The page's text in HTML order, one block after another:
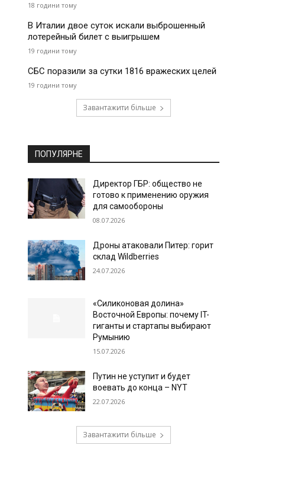
18 години тому
В Италии двое суток искали выброшенный
лотерейный билет с выигрышем
19 години тому
СБС поразили за сутки 1816 вражеских целей
19 години тому
Завантажити більше
ПОПУЛЯРНЕ
Директор ГБР: общество не
готово к применению оружия
для самообороны
08.07.2026
Дроны атаковали Питер: горит
склад Wildberries
24.07.2026
«Силиконовая долина»
Восточной Европы: почему IT-
гиганты и стартапы выбирают
Румынию
15.07.2026
Путин не уступит и будет
воевать до конца – NYT
22.07.2026
Завантажити більше